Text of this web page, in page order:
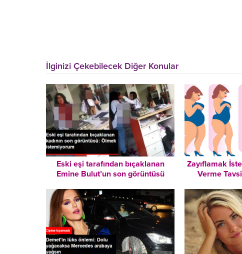
İlginizi Çekebilecek Diğer Konular
Eski eşi tarafından bıçaklanan
Emine Bulut’un son görüntüsü
Zayıflamak
Verme